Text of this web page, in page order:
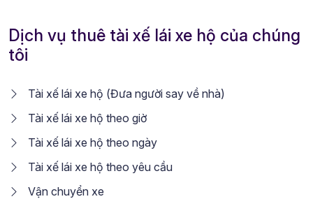
Dịch vụ thuê tài xế lái xe hộ của chúng
tôi
Tài xế lái xe hộ (Đưa người say về nhà)
Tài xế lái xe hộ theo giờ
Tài xế lái xe hộ theo ngày
Tài xế lái xe hộ theo yêu cầu
Vận chuyển xe